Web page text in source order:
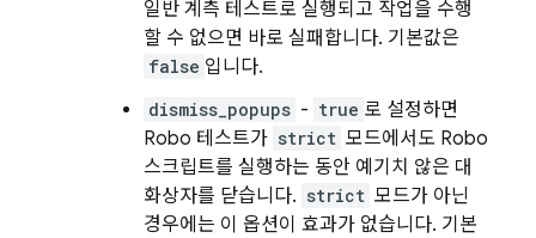
일반 계측 테스트로 실행되고 작업을 수행
할 수 없으면 바로 실패합니다. 기본값은
false 입니다.
dismiss_popups - true 로 설정하면
Robo 테스트가 strict 모드에서도 Robo
스크립트를 실행하는 동안 예기치 않은 대
화상자를 닫습니다. strict 모드가 아닌
경우에는 이 옵션이 효과가 없습니다. 기본